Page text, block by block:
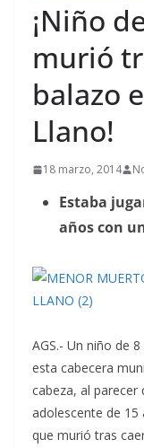
¡Niño
murió
balazo
Llano!
18 marzo, 2014
Estaba
años con
AGS.- Un niño de
esta cabecera
cabeza, al
adolescente de
que murió tras